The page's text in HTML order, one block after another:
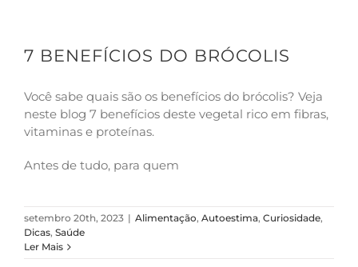
7 BENEFÍCIOS DO BRÓCOLIS
Você sabe quais são os benefícios do brócolis? Veja
neste blog 7 benefícios deste vegetal rico em fibras,
vitaminas e proteínas.
Antes de tudo, para quem
setembro 20th, 2023 | Alimentação, Autoestima, Curiosidade,
Dicas, Saúde
Ler Mais